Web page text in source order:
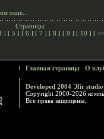
окне...
Страницы:
] [ 5 ] [ 6 ] [ 7 ] [ 8 ] [ 9 ] [ 10 ] [ >>
Главная страница О
Developed 2004 Эfir studio
Copyright 2000-2026
Все права защищены.